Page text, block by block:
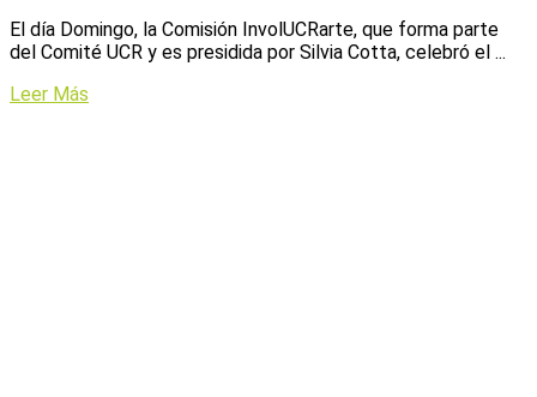
El día Domingo, la Comisión InvolUCRarte, que forma parte
del Comité UCR y es presidida por Silvia Cotta, celebró el ...
Leer Más